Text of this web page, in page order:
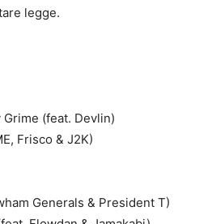
legge.
(feat. Devlin)
Frisco & J2K)
Generals & President T)